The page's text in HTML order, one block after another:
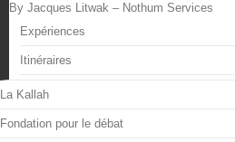
By Jacques Litwak – Nothum Services
Expériences
Itinéraires
La Kallah
Fondation pour le débat